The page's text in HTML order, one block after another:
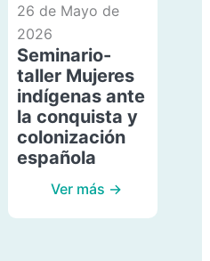
26 de Mayo de
2026
Seminario-
taller Mujeres
indígenas ante
la conquista y
colonización
española
Ver más →